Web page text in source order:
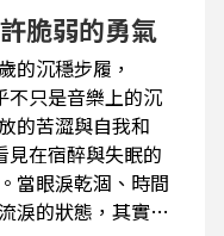
脆弱的勇氣
的沉穩步履，
只是音樂上的沉
的苦澀與自我和
當眼淚乾涸、時間
淚的狀態，其實是